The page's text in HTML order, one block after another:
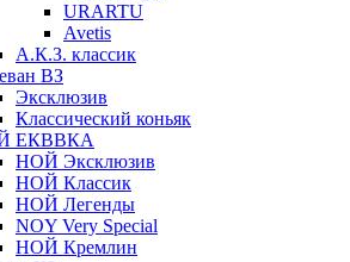
URARTU
Avetis
А.К.З. классик
ВЗ
Эксклюзив
Классический коньяк
ЕКВВКА
НОЙ Эксклюзив
НОЙ Классик
НОЙ Легенды
NOY Very Speсial
НОЙ Кремлин